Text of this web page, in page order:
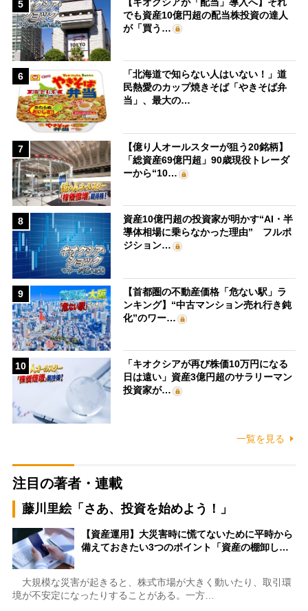
5
でも資産10億円超の配当株投資の達人
が「買う…
6
「北海道で知らない人はいない！」道
民熱愛のカップ焼きそば「やきそば弁
当」、最大の…
7
【億り人オールスターが狙う20銘柄】
「総資産69億円超」90歳現役トレーダ
ーから“10…
8
資産10億円超の投資家が明かす“AI・半
導体相場に乗らなかった理由” フルポ
ジション…
9
【首都圏の不動産価格「危ない駅」ラ
ンキング】“中古マンション売れ行き鈍
化”のワー…
10
「キオクシアが再び株価10万円になる
日は遠い」資産3億円超のサラリーマン
投資家が…
一覧を見る
注目の著者・連載
藤川里絵「さあ、投資を始めよう！」
【資産運用】大災害時に慌てないために平時から
備えておきたい3つのポイント「資産の棚卸し…
大規模な災害が起きると、株式市場が大きく動いたり、取引環
境が不安定になったりすることがある。一方…